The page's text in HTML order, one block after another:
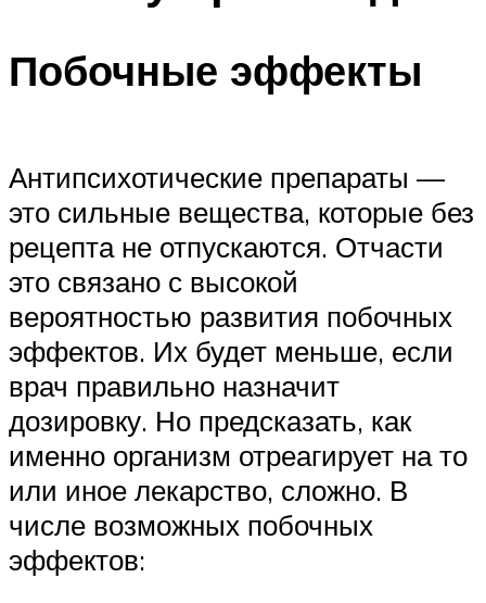
Побочные эффекты
Антипсихотические препараты —
это сильные вещества, которые без
рецепта не отпускаются. Отчасти
это связано с высокой
вероятностью развития побочных
эффектов. Их будет меньше, если
врач правильно назначит
дозировку. Но предсказать, как
именно организм отреагирует на то
или иное лекарство, сложно. В
числе возможных побочных
эффектов: